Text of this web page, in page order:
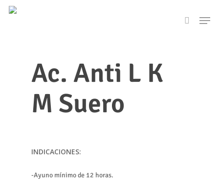
Skip
search
Ac. Anti L K
M Suero
INDICACIONES:
-Ayuno mínimo de 12 horas.